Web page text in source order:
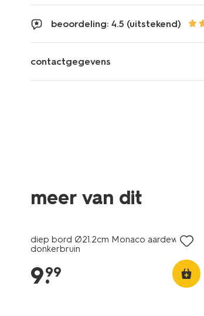
beoordeling: 4.5 (uitstekend)
contactgegevens
meer van dit
diep bord Ø21.2cm Monaco aardewerk
donkerbruin
9.
99